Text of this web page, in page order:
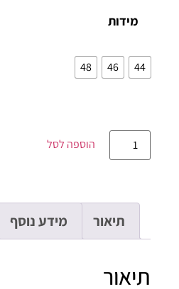
מידות
44
46
48
הוספה לסל
תיאור מידע נוסף
תיאור